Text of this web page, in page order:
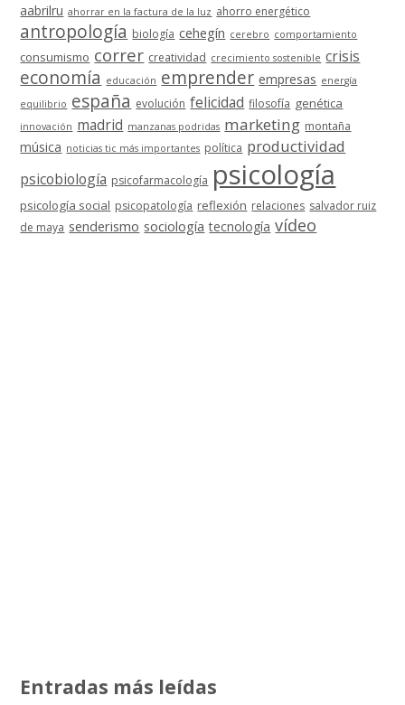
aabrilru ahorrar en la factura de la luz ahorro energético
antropología biología cehegín cerebro comportamiento
consumismo correr creatividad crecimiento sostenible crisis
economía educación emprender empresas energía
equilibrio españa evolución felicidad filosofía genética
innovación madrid manzanas podridas marketing montaña
música noticias tic más importantes política productividad
psicobiología psicofarmacología psicología
psicología social psicopatología reflexión relaciones salvador ruiz
de maya senderismo sociología tecnología vídeo
Entradas más leídas